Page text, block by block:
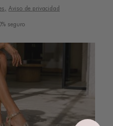
Aviso de privacidad
seguro